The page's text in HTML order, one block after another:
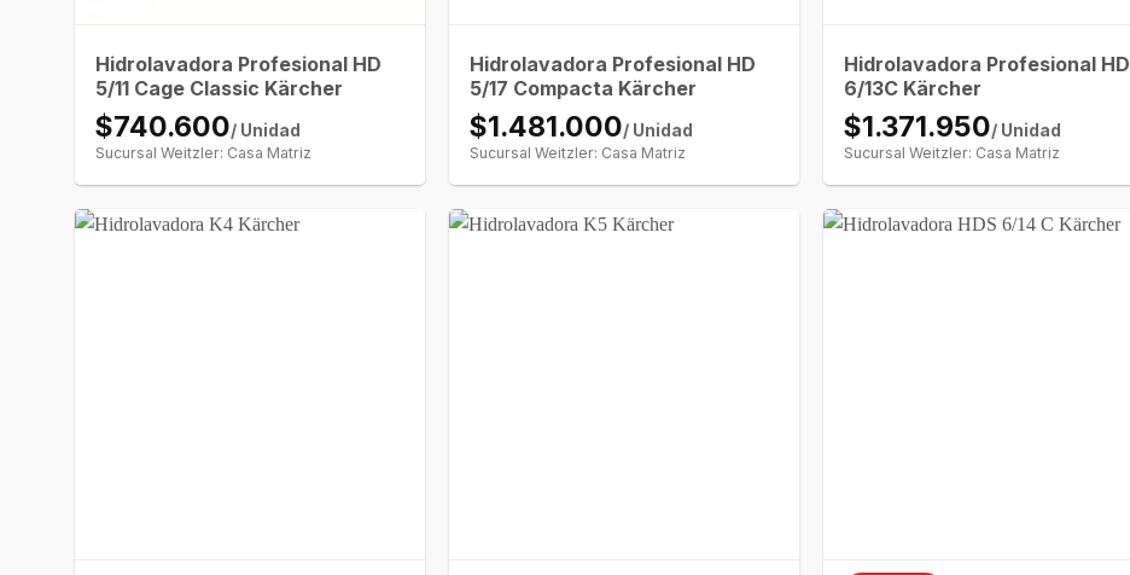
Hidrolavadora Profesional HD
5/11 Cage Classic Kärcher
$740.600/ Unidad
Sucursal Weitzler: Casa Matriz
Hidrolavadora Profesional HD
5/17 Compacta Kärcher
$1.481.000/ Unidad
Sucursal Weitzler: Casa Matriz
Hidrolavadora Profesional HD
6/13C Kärcher
$1.371.950/ Unidad
Sucursal Weitzler: Casa Matriz